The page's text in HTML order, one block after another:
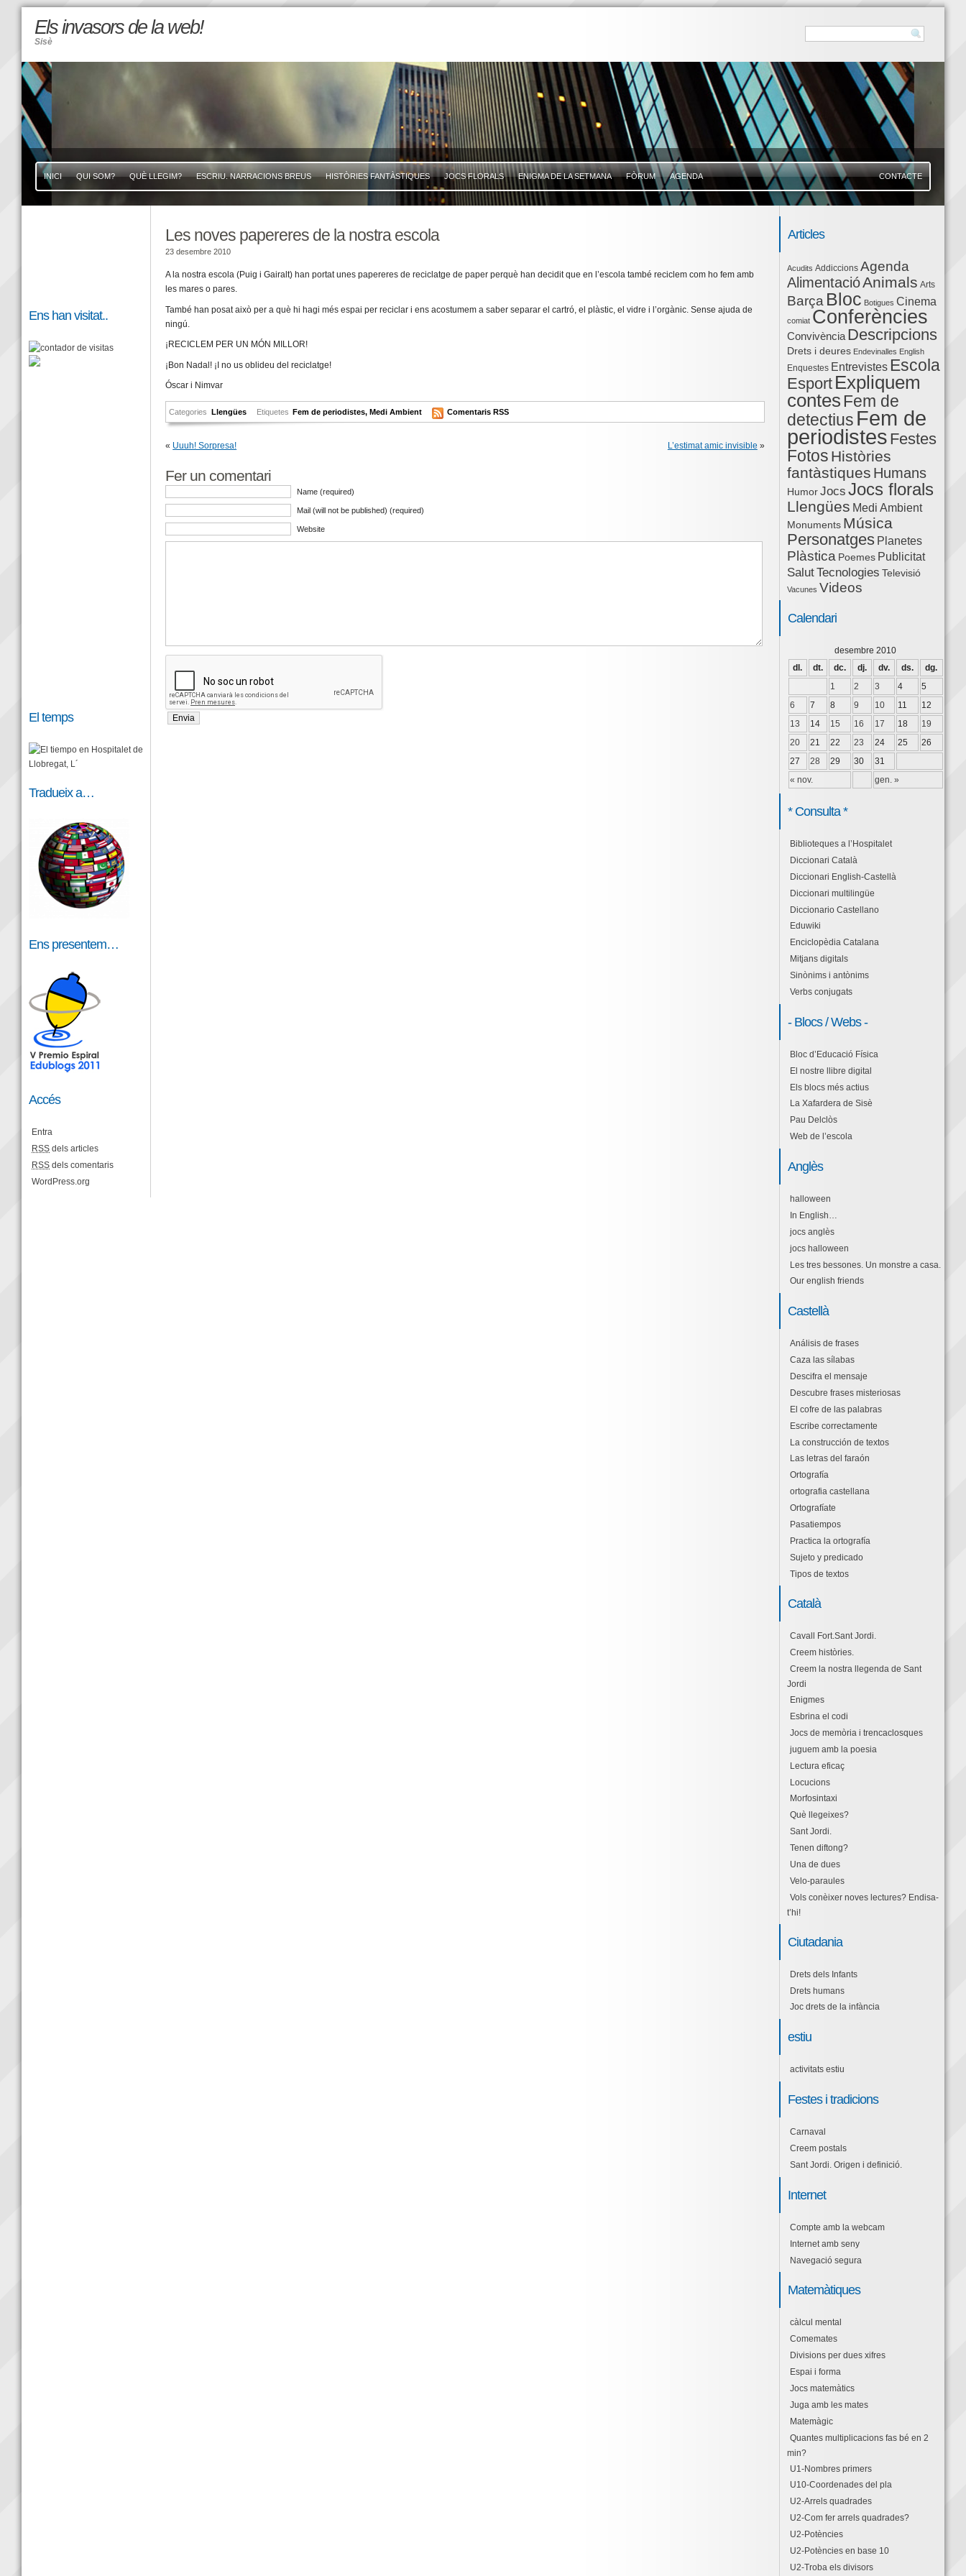
Els invasors de la web!
Sisè
INICI QUI SOM? QUÈ LLEGIM? ESCRIU. NARRACIONS BREUS HISTÒRIES FANTÀSTIQUES JOCS FLORALS ENIGMA DE LA SETMANA FÒRUM AGENDA CONTACTE
Les noves papereres de la nostra escola
23 desembre 2010
A la nostra escola (Puig i Gairalt) han portat unes papereres de reciclatge de paper perquè han decidit que en l’escola també reciclem com ho fem amb
les mares o pares.
També han posat això per a què hi hagi més espai per reciclar i ens acostumem a saber separar el cartró, el plàstic, el vidre i l’orgànic. Sense ajuda de
ningú.
¡RECICLEM PER UN MÓN MILLOR!
¡Bon Nadal! ¡I no us oblideu del reciclatge!
Óscar i Nimvar
Categories Llengües Etiquetes Fem de periodistes, Medi Ambient Comentaris RSS
« Uuuh! Sorpresa! L’estimat amic invisible »
Fer un comentari
Name (required)
Mail (will not be published) (required)
Website
Articles
Acudits Addiccions Agenda
AlimentacióAnimals Arts
Barça Bloc Botigues Cinema
comiat Conferències
Convivència Descripcions
Drets i deures Endevinalles English
Enquestes Entrevistes Escola
Esport Expliquem
contes Fem de
detectius Fem de
periodistes Festes
Fotos Històries
fantàstiques Humans
Humor Jocs Jocs florals
Llengües Medi Ambient
Monuments Música
Personatges Planetes
Plàstica Poemes Publicitat
SalutTecnologies Televisió
Vacunes Videos
Calendari
desembre 2010
dl.
dt. dc. dj. dv. ds. dg.
« nov. gen. »
1 2 3 4
5
6
7 8 9 10 11
12
13
14 15 16 17 18
19
20
21 22 23 24 25
26
27
28 29 30 31
* Consulta *
Biblioteques a l’Hospitalet
Diccionari Català
Diccionari English-Castellà
Diccionari multilingüe
Diccionario Castellano
Eduwiki
Enciclopèdia Catalana
Mitjans digitals
Sinònims i antònims
Verbs conjugats
- Blocs / Webs -
Bloc d’Educació Física
El nostre llibre digital
Els blocs més actius
La Xafardera de Sisè
Pau Delclòs
Web de l’escola
Anglès
halloween
In English…
jocs anglès
jocs halloween
Les tres bessones. Un monstre a casa.
Our english friends
Castellà
Análisis de frases
Caza las sílabas
Descifra el mensaje
Descubre frases misteriosas
El cofre de las palabras
Escribe correctamente
La construcción de textos
Las letras del faraón
Ortografía
ortografia castellana
Ortografíate
Pasatiempos
Practica la ortografía
Sujeto y predicado
Tipos de textos
Català
Cavall Fort.Sant Jordi.
Creem històries.
Creem la nostra llegenda de Sant
Jordi
Enigmes
Esbrina el codi
Jocs de memòria i trencaclosques
juguem amb la poesia
Lectura eficaç
Locucions
Morfosintaxi
Què llegeixes?
Sant Jordi.
Tenen diftong?
Una de dues
Velo-paraules
Vols conèixer noves lectures? Endisa-
t’hi!
Ciutadania
Drets dels Infants
Drets humans
Joc drets de la infància
estiu
activitats estiu
Festes i tradicions
Carnaval
Creem postals
Sant Jordi. Origen i definició.
Internet
Compte amb la webcam
Internet amb seny
Navegació segura
Matemàtiques
càlcul mental
Comemates
Divisions per dues xifres
Espai i forma
Jocs matemàtics
Juga amb les mates
Matemàgic
Quantes multiplicacions fas bé en 2
min?
U1-Nombres primers
U10-Coordenades del pla
U2-Arrels quadrades
U2-Com fer arrels quadrades?
U2-Potències
U2-Potències en base 10
U2-Troba els divisors
Ens han visitat..
El temps
Tradueix a…
Ens presentem…
Accés
Entra
RSS dels articles
RSS dels comentaris
WordPress.org